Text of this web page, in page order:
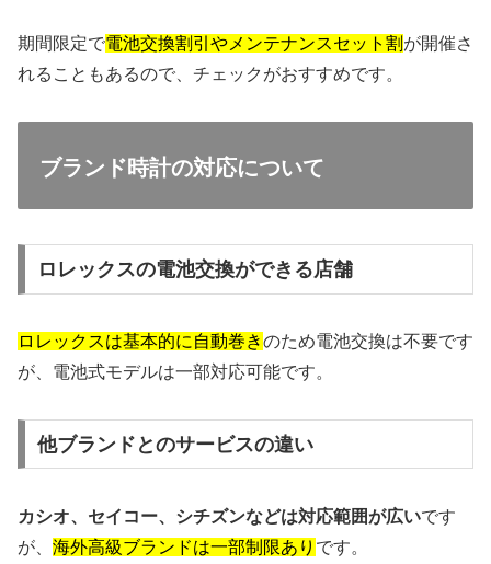
期間限定で電池交換割引やメンテナンスセット割 が開催さ
れることもあるので、チェックがおすすめです。
ブランド時計の対応について
ロレックスの電池交換ができる店舗
ロレックスは基本的に自動巻きのため電池交換は不要です
が、電池式モデルは一部対応可能です。
他ブランドとのサービスの違い
カシオ、セイコー、シチズンなどは対応範囲が広いです
が、 海外高級ブランドは一部制限あり です。